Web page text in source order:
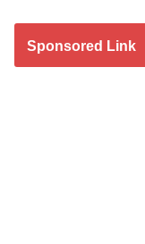
Sponsored Link